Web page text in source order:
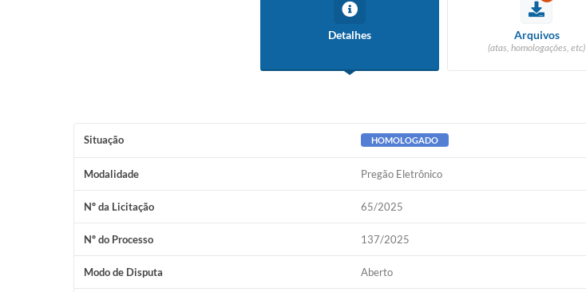
Detalhes Arquivos
(atas, homologações, etc)
Situação HOMOLOGADO
Modalidade Pregão Eletrônico
Nº da Licitação 65/2025
Nº do Processo 137/2025
Modo de Disputa Aberto